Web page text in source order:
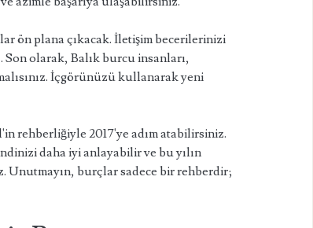
ön plana çıkacak. İletişim becerilerinizi
olarak, Balık burcu insanları,
İçgörünüzü kullanarak yeni
rehberliğiyle 2017'ye adım atabilirsiniz.
daha iyi anlayabilir ve bu yılın
Unutmayın, burçlar sadece bir rehberdir;